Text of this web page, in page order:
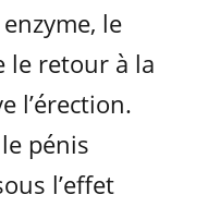
le
le retour à la
l’érection.
pénis
l’effet